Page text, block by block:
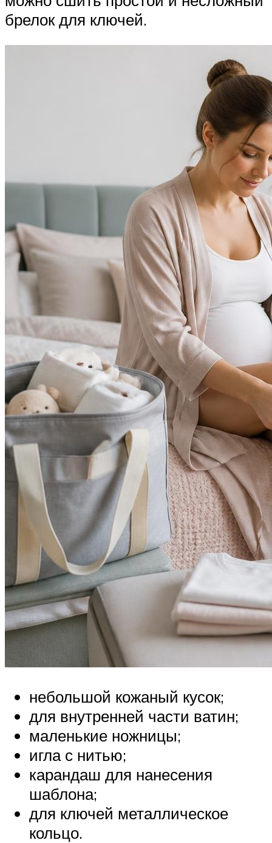
брелок для ключей.
небольшой кожаный кусок;
для внутренней части ватин;
маленькие ножницы;
игла с нитью;
карандаш для нанесения
шаблона;
для ключей металлическое
кольцо.